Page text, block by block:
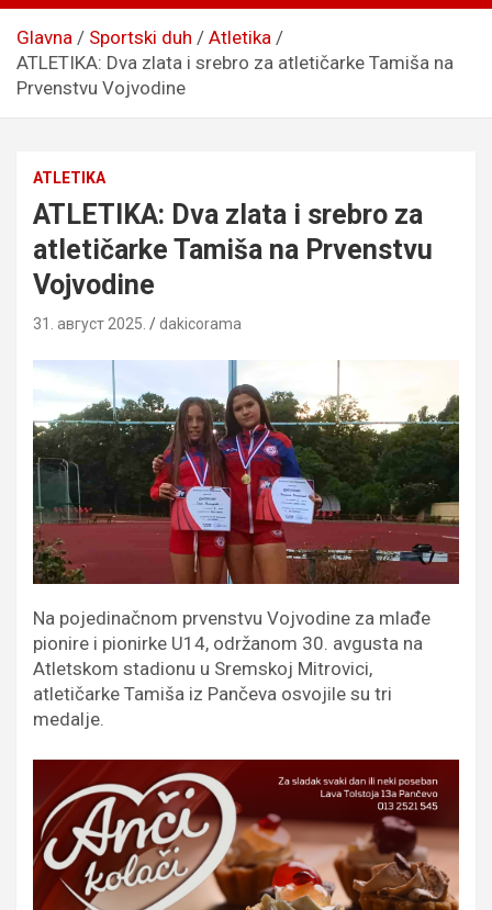
Glavna Sportski duh
Atletika
ATLETIKA: Dva zlata i srebro za atletičarke Tamiša na
Prvenstvu Vojvodine
ATLETIKA
ATLETIKA: Dva zlata i srebro za
atletičarke Tamiša na Prvenstvu
Vojvodine
31. август 2025. dakicorama
Na pojedinačnom prvenstvu Vojvodine za mlađe
pionire i pionirke U14, održanom 30. avgusta na
Atletskom stadionu u Sremskoj Mitrovici,
atletičarke Tamiša iz Pančeva osvojile su tri
medalje.